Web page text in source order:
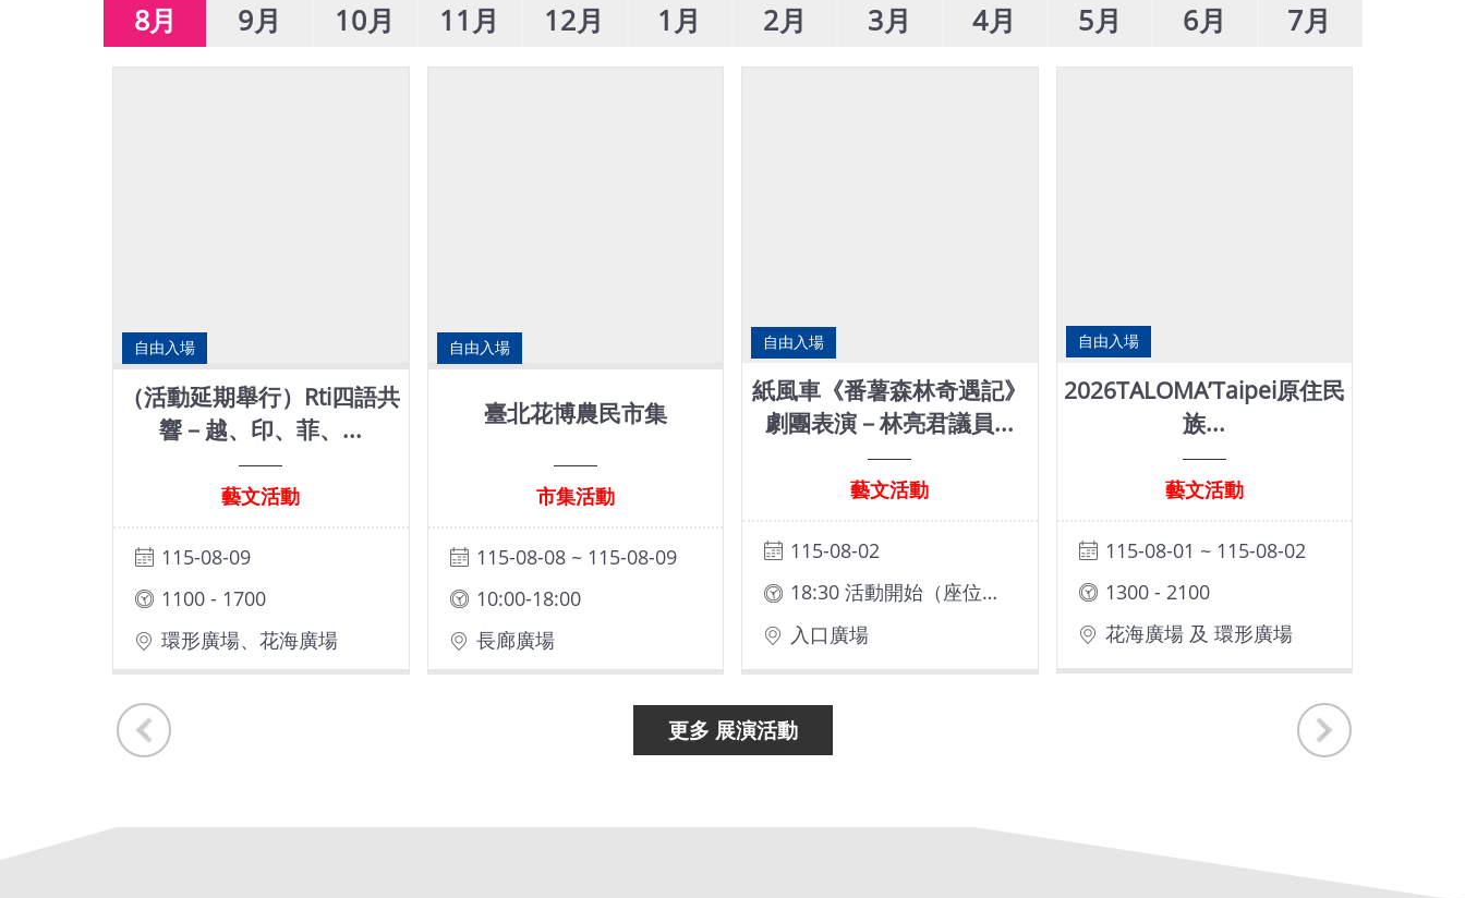
8月 9月 10月 11月 12月 1月 2月 3月 4月 5月 6月 7月
自由入場
（活動延期舉行）Rti四語共
響－越、印、菲、...
藝文活動
115-08-09
1100 - 1700
環形廣場、花海廣場
自由入場
臺北花博農民市集
市集活動
115-08-08 ~ 115-08-09
10:00-18:00
長廊廣場
自由入場
紙風車《番薯森林奇遇記》
劇團表演－林亮君議員...
藝文活動
115-08-02
18:30 活動開始（座位有限，歡迎提早入座）
入口廣場
自由入場
2026TALOMA’Taipei原住民
族...
藝文活動
115-08-01 ~ 115-08-02
1300 - 2100
花海廣場 及 環形廣場
更多 展演活動